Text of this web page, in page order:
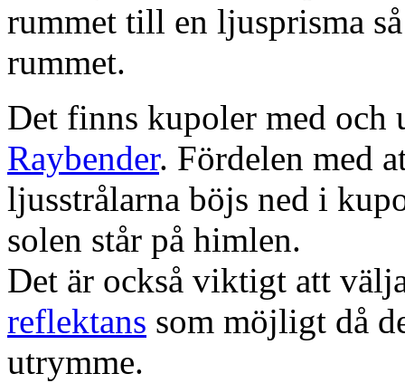
rummet till en ljusprisma
rummet.
Det finns kupoler med och
Raybender. Fördelen med
ljusstrålarna böjs ned i
solen står på himlen.
Det är också viktigt att
reflektans som möjligt då
utrymme.